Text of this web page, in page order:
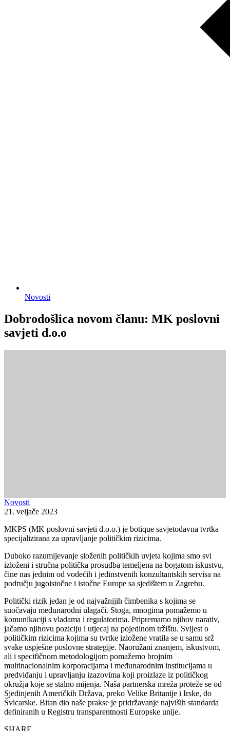
Novosti
Dobrodošlica novom članu: MK poslovni
savjeti d.o.o
Novosti
21. veljače 2023
MKPS (MK poslovni savjeti d.o.o.) je botique savjetodavna tvrtka
specijalizirana za upravljanje političkim rizicima.
Duboko razumijevanje složenih političkih uvjeta kojima smo svi
izloženi i stručna politička prosudba temeljena na bogatom iskustvu,
čine nas jednim od vodećih i jedinstvenih konzultantskih servisa na
području jugoistočne i istočne Europe sa sjedištem u Zagrebu.
Politički rizik jedan je od najvažnijih čimbenika s kojima se
suočavaju međunarodni ulagači. Stoga, mnogima pomažemo u
komunikaciji s vladama i regulatorima. Pripremamo njihov narativ,
jačamo njihovu poziciju i utjecaj na pojedinom tržištu. Svijest o
političkim rizicima kojima su tvrtke izložene vratila se u samu srž
svake uspješne poslovne strategije. Naoružani znanjem, iskustvom,
ali i specifičnom metodologijom pomažemo brojnim
multinacionalnim korporacijama i međunarodnim institucijama u
predviđanju i upravljanju izazovima koji proizlaze iz političkog
okružja koje se stalno mijenja. Naša partnerska mreža proteže se od
Sjedinjenih Američkih Država, preko Velike Britanije i Irske, do
Švicarske. Bitan dio naše prakse je pridržavanje najviših standarda
definiranih u Registru transparentnosti Europske unije.
SHARE